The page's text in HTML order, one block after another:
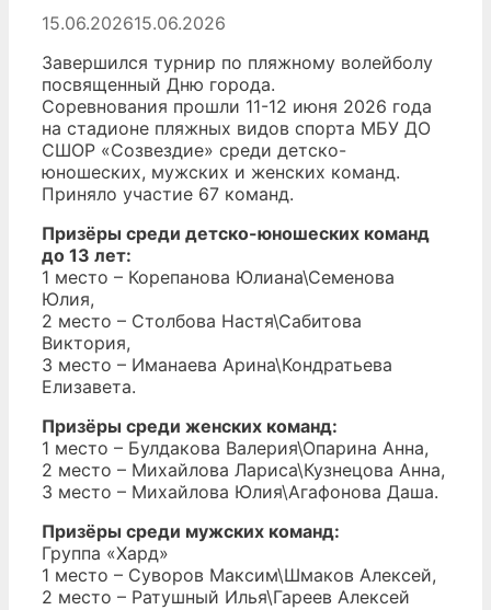
15.06.202615.06.2026
Завершился турнир по пляжному волейболу
посвященный Дню города.
Соревнования прошли 11-12 июня 2026 года
на стадионе пляжных видов спорта МБУ ДО
СШОР «Созвездие» среди детско-
юношеских, мужских и женских команд.
Приняло участие 67 команд.
Призёры среди детско-юношеских команд
до 13 лет:
1 место – Корепанова Юлиана\Семенова
Юлия,
2 место – Столбова Настя\Сабитова
Виктория,
3 место – Иманаева Арина\Кондратьева
Елизавета.
Призёры среди женских команд:
1 место – Булдакова Валерия\Опарина Анна,
2 место – Михайлова Лариса\Кузнецова Анна,
3 место – Михайлова Юлия\Агафонова Даша.
Призёры среди мужских команд:
Группа «Хард»
1 место – Суворов Максим\Шмаков Алексей,
2 место – Ратушный Илья\Гареев Алексей